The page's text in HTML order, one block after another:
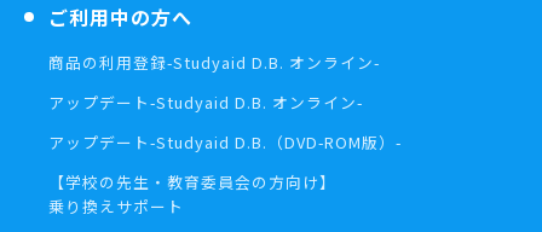
ご利用中の方へ
商品の利用登録-Studyaid D.B. オンライン-
アップデート-Studyaid D.B. オンライン-
アップデート-Studyaid D.B.（DVD-ROM版）-
【学校の先生・教育委員会の方向け】
乗り換えサポート